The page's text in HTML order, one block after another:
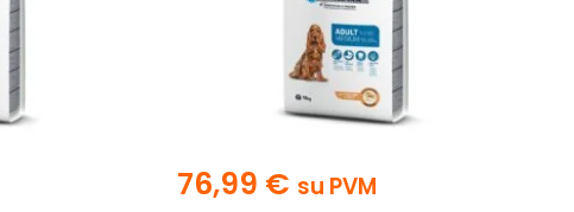
76,99 € su PVM